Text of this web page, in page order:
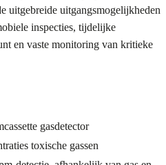
uitgebreide uitgangsmogelijkheden
inspecties, tijdelijke
en vaste monitoring van kritieke
gasdetector
toxische gassen